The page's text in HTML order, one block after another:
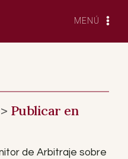
MENÚ
Publicar en
de Arbitraje sobre